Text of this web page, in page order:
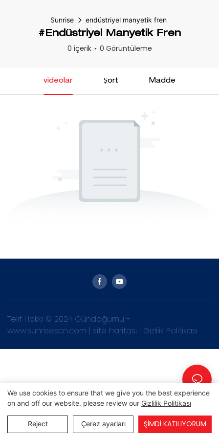
Sunrise endüstriyel manyetik fren
#endüstriyel Manyetik Fren
0 içerik
0 Görüntüleme
videolar Şort Madde
Telif Hakkı © 2024 Gündoğumu -
www.sunrisescn.com | site haritası | Gizlilik Politikası
We use cookies to ensure that we give you the best experience
on and off our website. please review our Gizlilik Politikası
Reject Çerez ayarları ŞIMDI KATILIYORUM